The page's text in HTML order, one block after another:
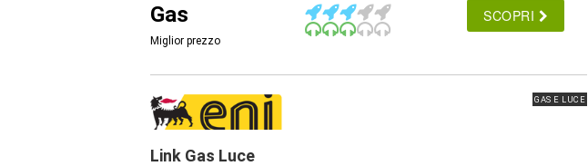
Gas
Miglior prezzo
SCOPRI
GAS E LUCE
Link Gas Luce